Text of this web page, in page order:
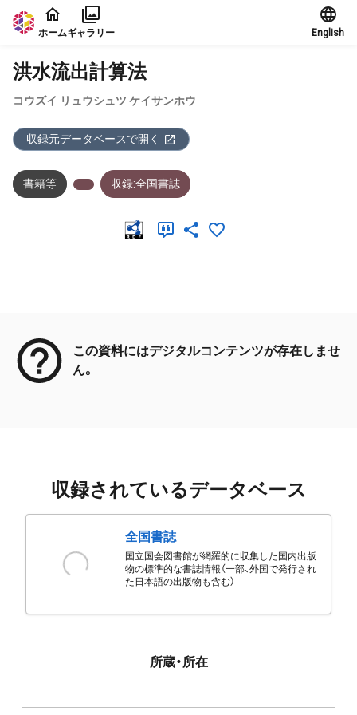
本文に飛ぶ
ホームギャラリー English
洪水流出計算法
コウズイ リュウシュツ ケイサンホウ
収録元データベースで開く
書籍等 収録:全国書誌
この資料にはデジタルコンテンツが存在しませ
ん。
収録されているデータベース
全国書誌
国立国会図書館が網羅的に収集した国内出版
物の標準的な書誌情報（一部、外国で発行され
た日本語の出版物も含む）
所蔵・所在